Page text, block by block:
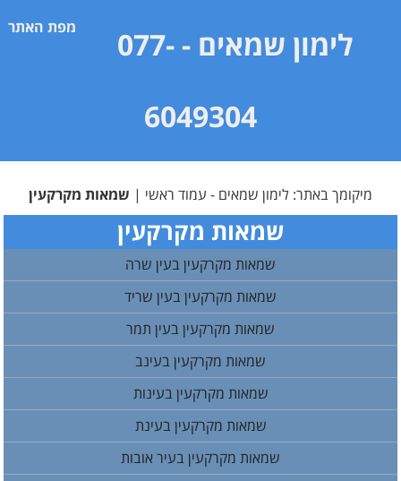
מפת האתר לימון שמאים
- 077-
6049304
מיקומך באתר: לימון שמאים - עמוד ראשי | שמאות מקרקעין
שמאות מקרקעין
שמאות מקרקעין בעין שרה
שמאות מקרקעין בעין שריד
שמאות מקרקעין בעין תמר
שמאות מקרקעין בעינב
שמאות מקרקעין בעינות
שמאות מקרקעין בעינת
שמאות מקרקעין בעיר אובות